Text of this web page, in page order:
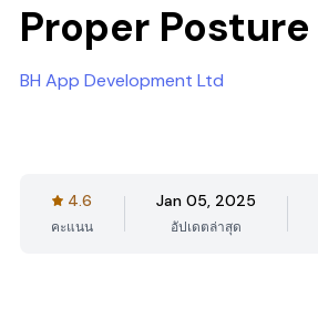
Proper
BH App Development Ltd
4.6
คะแนน
Jan 05, 2025
อัปเดตล่าสุด